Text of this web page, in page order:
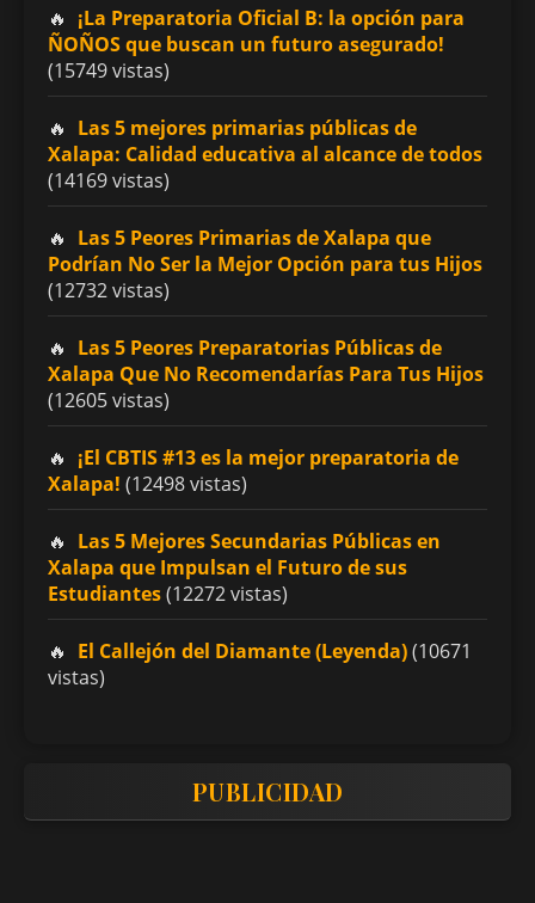
¡La Preparatoria Oficial B: la opción para
ÑOÑOS que buscan un futuro asegurado!
(15749 vistas)
Las 5 mejores primarias públicas de
Xalapa: Calidad educativa al alcance de todos
(14169 vistas)
Las 5 Peores Primarias de Xalapa que
Podrían No Ser la Mejor Opción para tus Hijos
(12732 vistas)
Las 5 Peores Preparatorias Públicas de
Xalapa Que No Recomendarías Para Tus Hijos
(12605 vistas)
¡El CBTIS #13 es la mejor preparatoria de
Xalapa! (12498 vistas)
Las 5 Mejores Secundarias Públicas en
Xalapa que Impulsan el Futuro de sus
Estudiantes(12272 vistas)
El Callejón del Diamante (Leyenda)(10671
vistas)
PUBLICIDAD